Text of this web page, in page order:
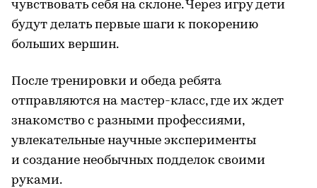
чувствовать себя на склоне. Через игру дети
будут делать первые шаги к покорению
больших вершин.
После тренировки и обеда ребята
отправляются на мастер-класс, где их ждет
знакомство с разными профессиями,
увлекательные научные эксперименты
и создание необычных подделок своими
руками.